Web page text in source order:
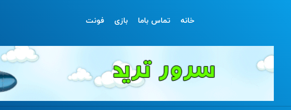
خانه تماس باما بازی فونت